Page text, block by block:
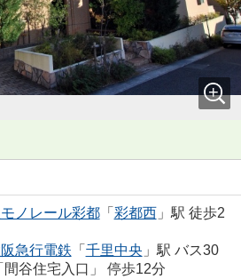
ノレール彩都「 彩都西」駅 徒歩2
急行電鉄 「 千里中央 」駅 バス30
間谷住宅入口」 停歩12分